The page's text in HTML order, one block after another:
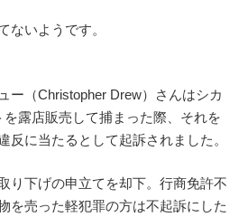
ないようです。
ー（Christopher Drew）さんはシカ
露店販売して捕まった際、それを
反に当たるとして起訴されました。
り下げの申立てを却下。行商免許不
を売った軽犯罪の方は不起訴にした